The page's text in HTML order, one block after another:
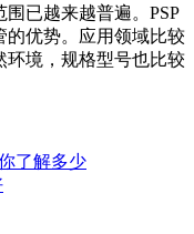
已越来越普遍。PSP
的优势。应用领域比较
环境，规格型号也比较
了解多少